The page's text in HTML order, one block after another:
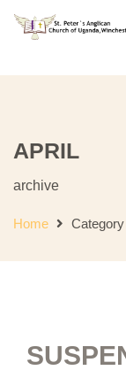
APRIL
archive
Home Category